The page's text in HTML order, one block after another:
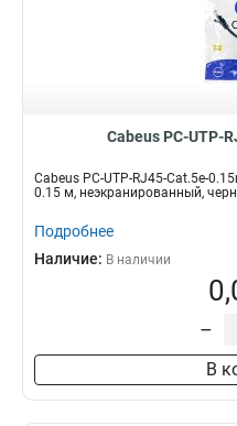
Cabeus PC-UTP-
Cabeus PC-UTP-RJ45-Cat.5e-
0.15 м, неэкранированный,
Подробнее
Наличие: В наличии
–
В